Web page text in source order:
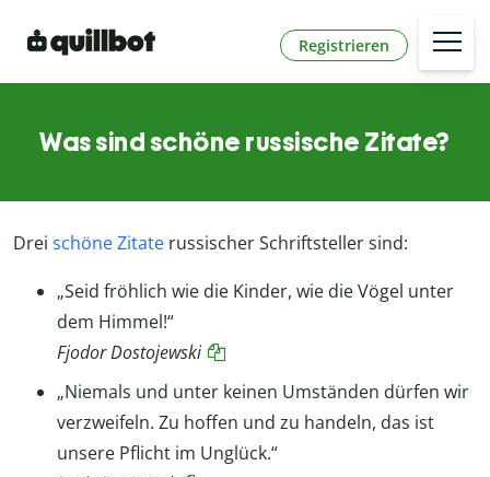
Registrieren
Was sind schöne russische Zitate?
Drei schöne Zitate russischer Schriftsteller sind:
„Seid fröhlich wie die Kinder, wie die Vögel unter
dem Himmel!“
Fjodor Dostojewski
„Niemals und unter keinen Umständen dürfen wir
verzweifeln. Zu hoffen und zu handeln, das ist
unsere Pflicht im Unglück.“